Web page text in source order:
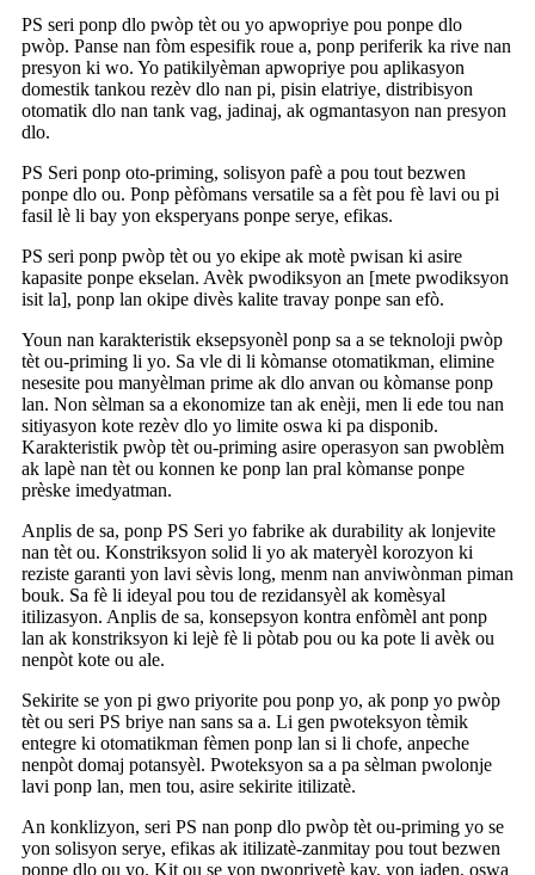
PS seri ponp dlo pwòp tèt ou yo apwopriye pou ponpe dlo
pwòp. Panse nan fòm espesifik roue a, ponp periferik ka rive nan
presyon ki wo. Yo patikilyèman apwopriye pou aplikasyon
domestik tankou rezèv dlo nan pi, pisin elatriye, distribisyon
otomatik dlo nan tank vag, jadinaj, ak ogmantasyon nan presyon
dlo.
PS Seri ponp oto-priming, solisyon pafè a pou tout bezwen
ponpe dlo ou. Ponp pèfòmans versatile sa a fèt pou fè lavi ou pi
fasil lè li bay yon eksperyans ponpe serye, efikas.
PS seri ponp pwòp tèt ou yo ekipe ak motè pwisan ki asire
kapasite ponpe ekselan. Avèk pwodiksyon an [mete pwodiksyon
isit la], ponp lan okipe divès kalite travay ponpe san efò.
Youn nan karakteristik eksepsyonèl ponp sa a se teknoloji pwòp
tèt ou-priming li yo. Sa vle di li kòmanse otomatikman, elimine
nesesite pou manyèlman prime ak dlo anvan ou kòmanse ponp
lan. Non sèlman sa a ekonomize tan ak enèji, men li ede tou nan
sitiyasyon kote rezèv dlo yo limite oswa ki pa disponib.
Karakteristik pwòp tèt ou-priming asire operasyon san pwoblèm
ak lapè nan tèt ou konnen ke ponp lan pral kòmanse ponpe
prèske imedyatman.
Anplis de sa, ponp PS Seri yo fabrike ak durability ak lonjevite
nan tèt ou. Konstriksyon solid li yo ak materyèl korozyon ki
reziste garanti yon lavi sèvis long, menm nan anviwònman piman
bouk. Sa fè li ideyal pou tou de rezidansyèl ak komèsyal
itilizasyon. Anplis de sa, konsepsyon kontra enfòmèl ant ponp
lan ak konstriksyon ki lejè fè li pòtab pou ou ka pote li avèk ou
nenpòt kote ou ale.
Sekirite se yon pi gwo priyorite pou ponp yo, ak ponp yo pwòp
tèt ou seri PS briye nan sans sa a. Li gen pwoteksyon tèmik
entegre ki otomatikman fèmen ponp lan si li chofe, anpeche
nenpòt domaj potansyèl. Pwoteksyon sa a pa sèlman pwolonje
lavi ponp lan, men tou, asire sekirite itilizatè.
An konklizyon, seri PS nan ponp dlo pwòp tèt ou-priming yo se
yon solisyon serye, efikas ak itilizatè-zanmitay pou tout bezwen
ponpe dlo ou yo. Kit ou se yon pwopriyetè kay, yon jaden, oswa